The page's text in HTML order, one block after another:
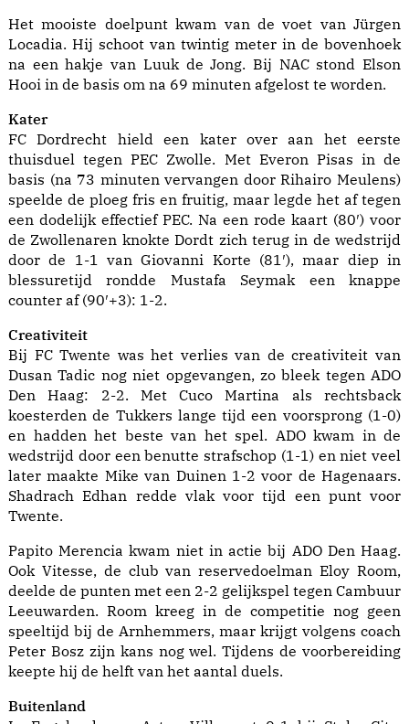
Het mooiste doelpunt kwam van de voet van Jürgen
Locadia. Hij schoot van twintig meter in de bovenhoek
na een hakje van Luuk de Jong. Bij NAC stond Elson
Hooi in de basis om na 69 minuten afgelost te worden.
Kater
FC Dordrecht hield een kater over aan het eerste
thuisduel tegen PEC Zwolle. Met Everon Pisas in de
basis (na 73 minuten vervangen door Rihairo Meulens)
speelde de ploeg fris en fruitig, maar legde het af tegen
een dodelijk effectief PEC. Na een rode kaart (80′) voor
de Zwollenaren knokte Dordt zich terug in de wedstrijd
door de 1-1 van Giovanni Korte (81′), maar diep in
blessuretijd rondde Mustafa Seymak een knappe
counter af (90′+3): 1-2.
Creativiteit
Bij FC Twente was het verlies van de creativiteit van
Dusan Tadic nog niet opgevangen, zo bleek tegen ADO
Den Haag: 2-2. Met Cuco Martina als rechtsback
koesterden de Tukkers lange tijd een voorsprong (1-0)
en hadden het beste van het spel. ADO kwam in de
wedstrijd door een benutte strafschop (1-1) en niet veel
later maakte Mike van Duinen 1-2 voor de Hagenaars.
Shadrach Edhan redde vlak voor tijd een punt voor
Twente.
Papito Merencia kwam niet in actie bij ADO Den Haag.
Ook Vitesse, de club van reservedoelman Eloy Room,
deelde de punten met een 2-2 gelijkspel tegen Cambuur
Leeuwarden. Room kreeg in de competitie nog geen
speeltijd bij de Arnhemmers, maar krijgt volgens coach
Peter Bosz zijn kans nog wel. Tijdens de voorbereiding
keepte hij de helft van het aantal duels.
Buitenland